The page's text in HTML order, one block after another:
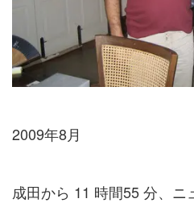
2009年8月
成田から 11 時間55 分、